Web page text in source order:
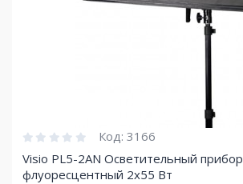
Код: 3166
Visio PL5-2AN Осветительный прибор
флуоресцентный 2х55 Вт